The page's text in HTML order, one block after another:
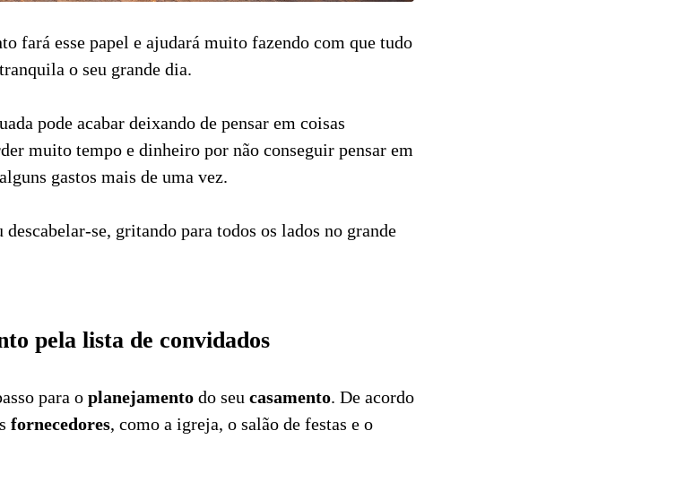
fará esse papel e ajudará muito fazendo com que tudo
o seu grande dia.
pode acabar deixando de pensar em coisas
muito tempo e dinheiro por não conseguir pensar em
gastos mais de uma vez.
se, gritando para todos os lados no grande
pela lista de convidados
para o planejamento do seu casamento. De acordo
fornecedores, como a igreja, o salão de festas e o